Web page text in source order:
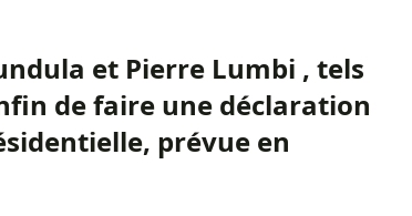
et Pierre Lumbi , tels
de faire une déclaration
prévue en